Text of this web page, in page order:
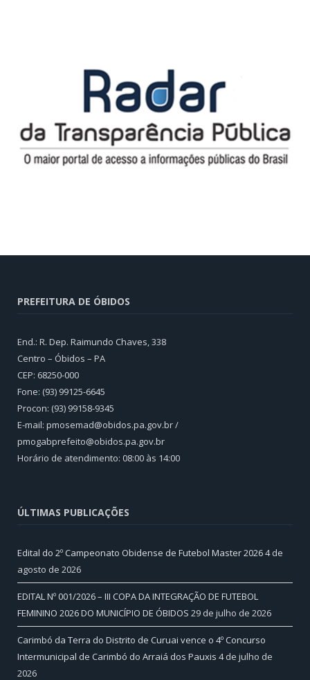
PREFEITURA DE ÓBIDOS
End.: R. Dep. Raimundo Chaves, 338
Centro – Óbidos – PA
CEP: 68250-000
Fone: (93) 99125-6645
Procon: (93) 99158-9345
E-mail: pmosemad@obidos.pa.gov.br /
pmogabprefeito@obidos.pa.gov.br
Horário de atendimento: 08:00 às 14:00
ÚLTIMAS PUBLICAÇÕES
Edital do 2º Campeonato Obidense de Futebol Master 20264 de
agosto de 2026
EDITAL Nº 001/2026 – III COPA DA INTEGRAÇÃO DE FUTEBOL
FEMININO 2026 DO MUNICÍPIO DE ÓBIDOS 29 de julho de 2026
Carimbó da Terra do Distrito de Curuai vence o 4º Concurso
Intermunicipal de Carimbó do Arraiá dos Pauxis 4 de julho de
2026